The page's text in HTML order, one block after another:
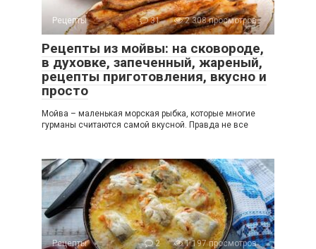
Рецепты 31 2 308 просмотров
Рецепты из мойвы: на сковороде,
в духовке, запеченный, жареный,
рецепты приготовления, вкусно и
просто
Мойва – маленькая морская рыбка, которые многие
гурманы считаются самой вкусной. Правда не все
Рецепты 2 1 197 просмотров